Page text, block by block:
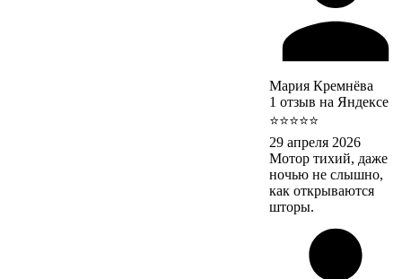
Мария Кремнёва
1 отзыв на Яндексе
⭐⭐⭐⭐⭐
29 апреля 2026
Мотор тихий, даже
ночью не слышно,
как открываются
шторы.